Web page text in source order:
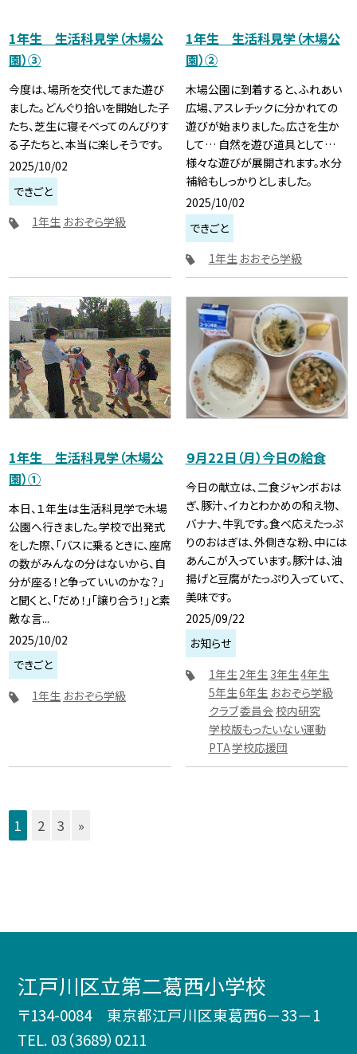
1年生 生活科見学（木場公
園）③
今度は、場所を交代してまた遊び
ました。どんぐり拾いを開始した子
たち、芝生に寝そべってのんびりす
る子たちと、本当に楽しそうです。
2025/10/02
できごと
1年生 おおぞら学級
1年生 生活科見学（木場公
園）②
木場公園に到着すると、ふれあい
広場、アスレチックに分かれての
遊びが始まりました。広さを生か
して… 自然を遊び道具として…
様々な遊びが展開されます。水分
補給もしっかりとしました。
2025/10/02
できごと
1年生 おおぞら学級
1年生 生活科見学（木場公
園）①
本日、１年生は生活科見学で木場
公園へ行きました。学校で出発式
をした際、「バスに乗るときに、座席
の数がみんなの分はないから、自
分が座る！と争っていいのかな？」
と聞くと、「だめ！」「譲り合う！」と素
敵な言...
2025/10/02
できごと
1年生 おおぞら学級
９月22日（月）今日の給食
今日の献立は、二食ジャンボおは
ぎ、豚汁、イカとわかめの和え物、
バナナ、牛乳です。食べ応えたっぷ
りのおはぎは、外側きな粉、中には
あんこが入っています。豚汁は、油
揚げと豆腐がたっぷり入っていて、
美味です。
2025/09/22
お知らせ
1年生 2年生 3年生4年生
5年生6年生 おおぞら学級
クラブ委員会 校内研究
学校版もったいない運動
PTA学校応援団
1 2 3 »
江戸川区立第二葛西小学校
〒134-0084 東京都江戸川区東葛西6－33－1
TEL. 03（3689）0211